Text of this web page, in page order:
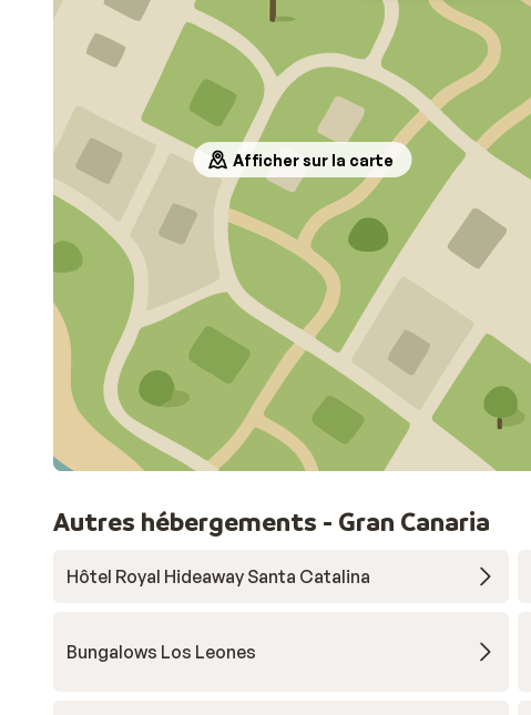
Afficher sur la carte
Autres hébergements - Gran Canaria
Hôtel Royal Hideaway Santa Catalina
Bungalows Los Leones